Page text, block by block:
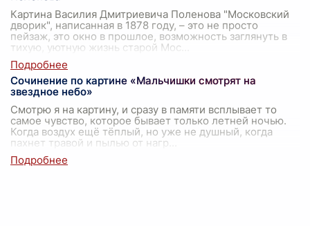
Картина Василия Дмитриевича Поленова "Московский
дворик", написанная в 1878 году, – это не просто
пейзаж, это окно в прошлое, возможность заглянуть в
тихую, уютную жизнь старой Мос
Сочинение по картине «Мальчишки смотрят на
звездное небо»
Смотрю я на картину, и сразу в памяти всплывает то
самое чувство, которое бывает только летней ночью.
Когда воздух ещё тёплый, но уже не душный, когда
пахнет травой и пылью от нагр